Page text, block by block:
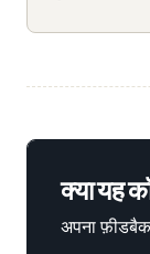
क्या यह
अपना